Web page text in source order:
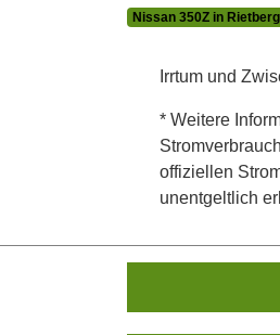
Nissan 350Z in
Irrtum und
* Weitere
offiziellen
unentgeltlich